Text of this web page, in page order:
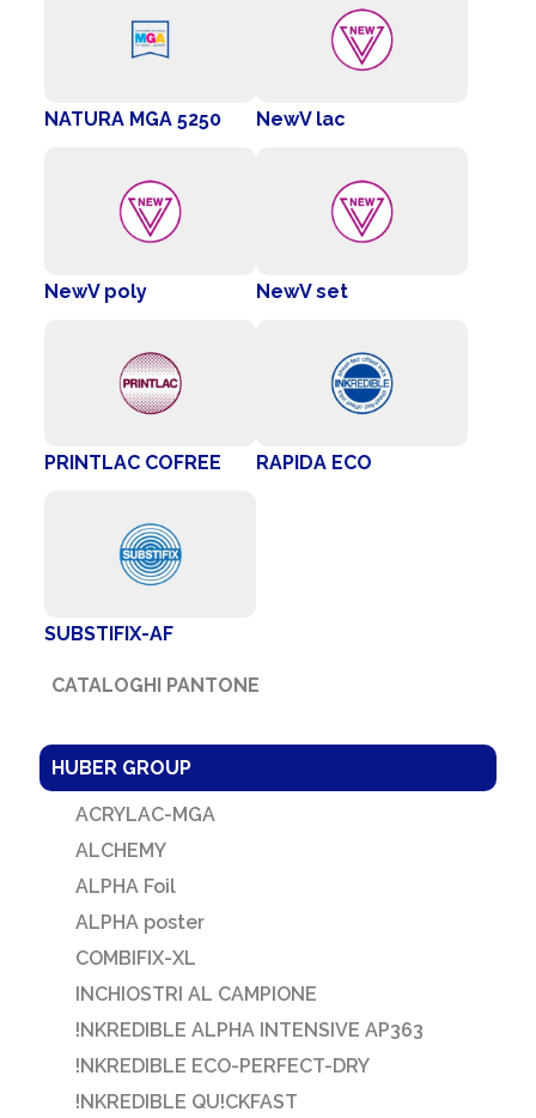
CATALOGHI PANTONE
HUBER GROUP
ACRYLAC-MGA
ALCHEMY
ALPHA Foil
ALPHA poster
COMBIFIX-XL
INCHIOSTRI AL CAMPIONE
!NKREDIBLE ALPHA INTENSIVE AP363
!NKREDIBLE ECO-PERFECT-DRY
!NKREDIBLE QU!CKFAST
NATURA MGA 5250 NewV lac
NewV poly NewV set
PRINTLAC COFREE RAPIDA ECO
SUBSTIFIX-AF